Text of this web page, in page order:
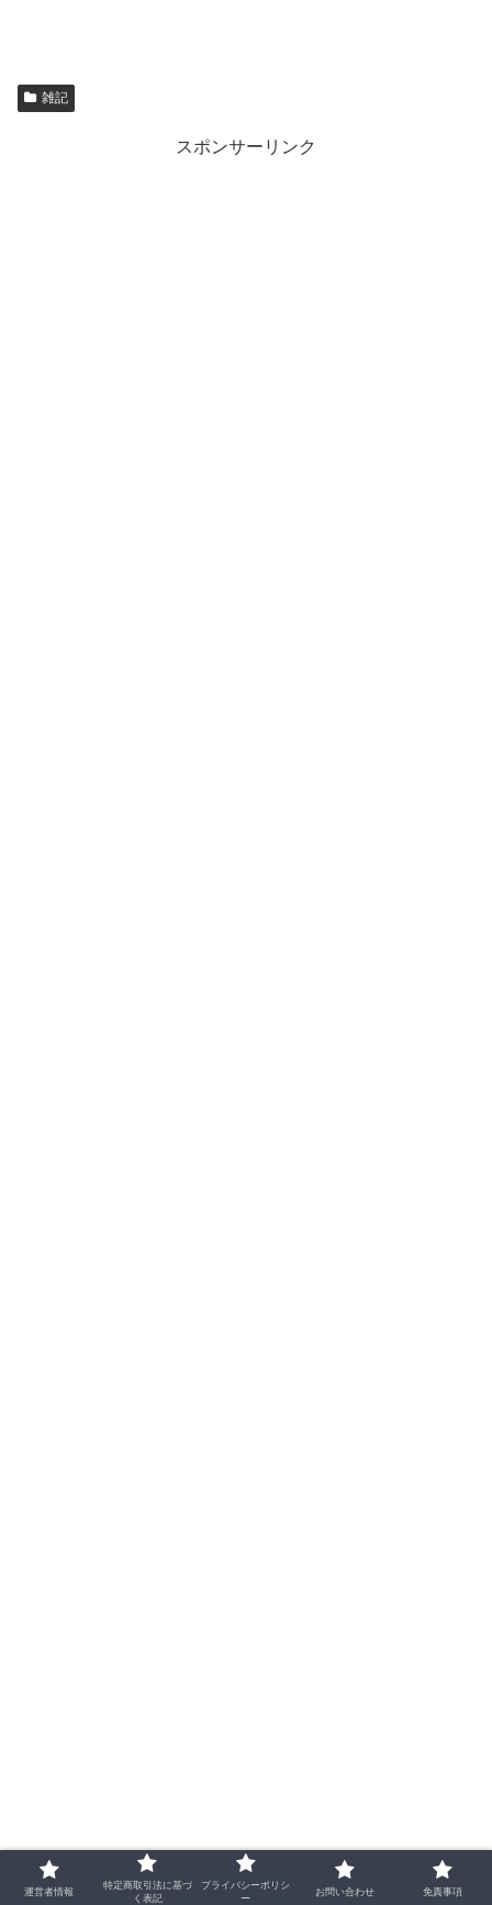
雑記
スポンサーリンク
運営者情報
特定商取引法に基づ
く表記
プライバシーポリシ
ー
お問い合わせ 免責事項